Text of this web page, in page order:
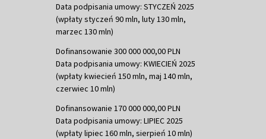
Data podpisania umowy: STYCZEŃ 2025
(wpłaty styczeń 90 mln, luty 130 mln,
marzec 130 mln)
Dofinansowanie 300 000 000,00 PLN
Data podpisania umowy: KWIECIEŃ 2025
(wpłaty kwiecień 150 mln, maj 140 mln,
czerwiec 10 mln)
Dofinansowanie 170 000 000,00 PLN
Data podpisania umowy: LIPIEC 2025
(wpłaty lipiec 160 mln, sierpień 10 mln)